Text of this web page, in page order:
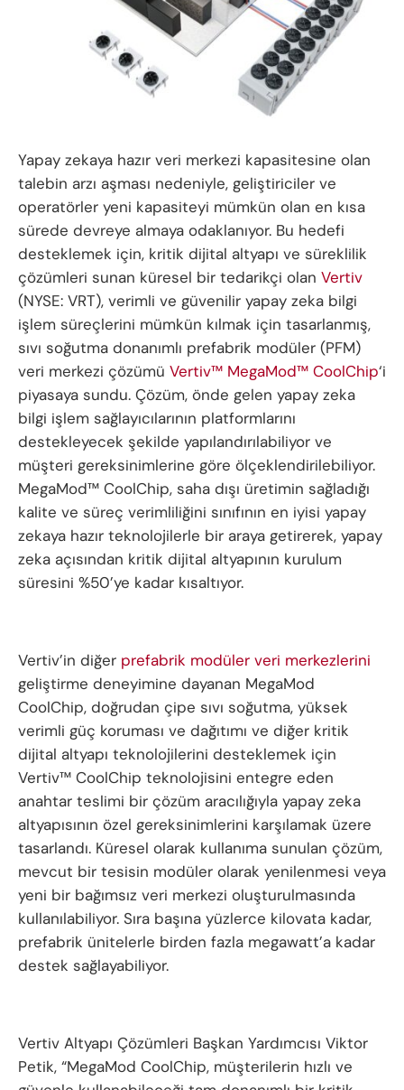
Yapay zekaya hazır veri merkezi kapasitesine olan
talebin arzı aşması nedeniyle, geliştiriciler ve
operatörler yeni kapasiteyi mümkün olan en kısa
sürede devreye almaya odaklanıyor. Bu hedefi
desteklemek için, kritik dijital altyapı ve süreklilik
çözümleri sunan küresel bir tedarikçi olan Vertiv
(NYSE: VRT), verimli ve güvenilir yapay zeka bilgi
işlem süreçlerini mümkün kılmak için tasarlanmış,
sıvı soğutma donanımlı prefabrik modüler (PFM)
veri merkezi çözümü Vertiv™ MegaMod™ CoolChip‘i
piyasaya sundu. Çözüm, önde gelen yapay zeka
bilgi işlem sağlayıcılarının platformlarını
destekleyecek şekilde yapılandırılabiliyor ve
müşteri gereksinimlerine göre ölçeklendirilebiliyor.
MegaMod™ CoolChip, saha dışı üretimin sağladığı
kalite ve süreç verimliliğini sınıfının en iyisi yapay
zekaya hazır teknolojilerle bir araya getirerek, yapay
zeka açısından kritik dijital altyapının kurulum
süresini %50’ye kadar kısaltıyor.
Vertiv’in diğer prefabrik modüler veri merkezlerini
geliştirme deneyimine dayanan MegaMod
CoolChip, doğrudan çipe sıvı soğutma, yüksek
verimli güç koruması ve dağıtımı ve diğer kritik
dijital altyapı teknolojilerini desteklemek için
Vertiv™ CoolChip teknolojisini entegre eden
anahtar teslimi bir çözüm aracılığıyla yapay zeka
altyapısının özel gereksinimlerini karşılamak üzere
tasarlandı. Küresel olarak kullanıma sunulan çözüm,
mevcut bir tesisin modüler olarak yenilenmesi veya
yeni bir bağımsız veri merkezi oluşturulmasında
kullanılabiliyor. Sıra başına yüzlerce kilovata kadar,
prefabrik ünitelerle birden fazla megawatt’a kadar
destek sağlayabiliyor.
Vertiv Altyapı Çözümleri Başkan Yardımcısı Viktor
Petik, “MegaMod CoolChip, müşterilerin hızlı ve